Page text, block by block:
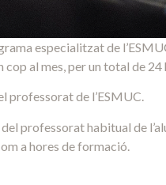
especialitzat de
al mes, per un total de
professorat de l’ESMUC.
del professorat habitual de
a hores de formació.